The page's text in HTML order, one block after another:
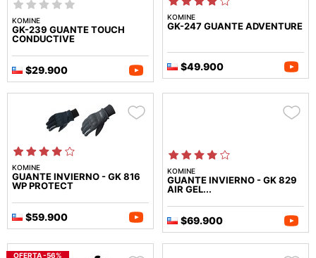
KOMINE
GK-239 GUANTE TOUCH
CONDUCTIVE
$29.900
KOMINE
GK-247 GUANTE ADVENTURE
$49.900
KOMINE
GUANTE INVIERNO - GK 816
WP PROTECT
$59.900
KOMINE
GUANTE INVIERNO - GK 829
AIR GEL...
$69.900
OFERTA -56%